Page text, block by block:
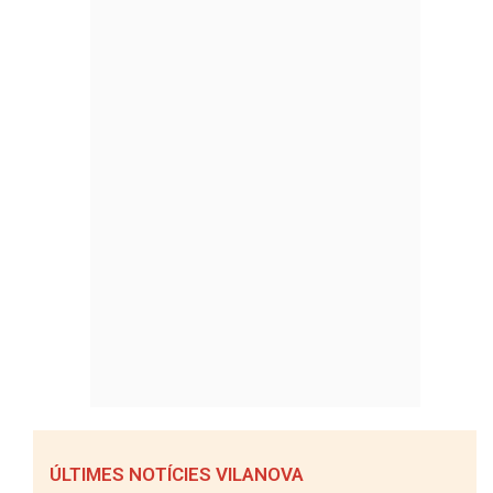
ÚLTIMES NOTÍCIES VILANOVA